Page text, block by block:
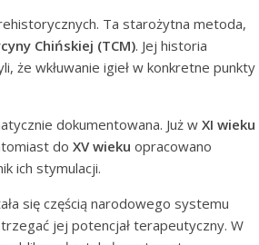
Ta starożytna metoda,
Chińskiej (TCM). Jej historia
że wkłuwanie igieł w konkretne punkty
dokumentowana. Już w XI wieku
do XV wieku opracowano
ich stymulacji.
się częścią narodowego systemu
jej potencjał terapeutyczny. W